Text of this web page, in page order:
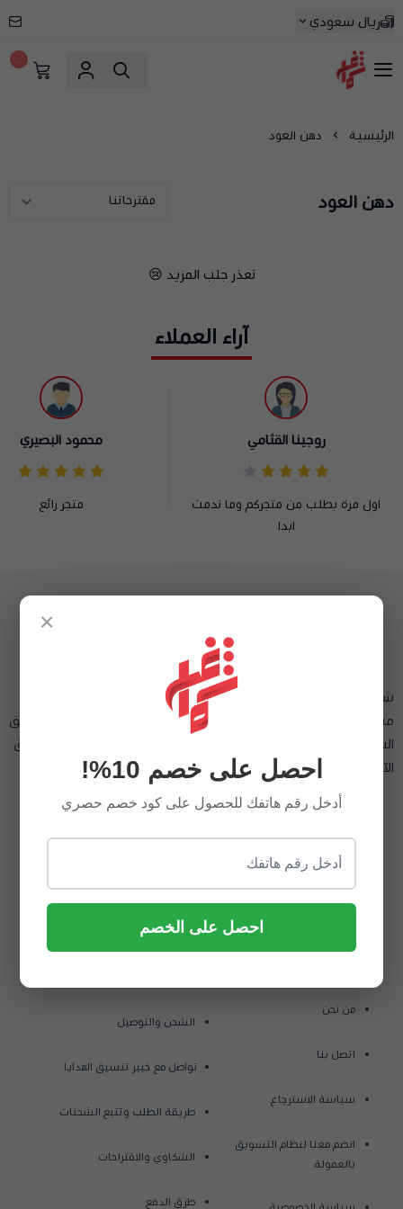
ريال سعودي
شماغ شوب | أفضل متجر شماغ في السعودية
الرئيسية دهن العود
دهن العود
تعذر جلب المزيد 😢
آراء العملاء
روجينا القثامي
من متجركم وما ندمت
محمود البصيري
من نحن
اتصل بنا
سياسة الاسترجاع
انضم معنا لنظام التسويق
بالعمولة
الشحن والتوصيل
تواصل مع خبير تنسيق الهدايا
طريقة الطلب وتتبع الشحنات
الشكاوي والاقتراحات
طرق الدفع
شماغ شوب وجهتك الأولى لتسوق افضل الأشمغة والغتر الرجالية ،و
مستلزمات رجالية و هدايا رجاليه أنيقة. نوفر توصيل سريع لجميع مناطق
السعودية ودول الخليج (الكويت، الإمارات، قطر، البحرين ، عمان). تسوق
الآن!
7034715388
×
احصل على خصم 10%!
أدخل رقم هاتفك للحصول على كود خصم حصري
احصل على الخصم